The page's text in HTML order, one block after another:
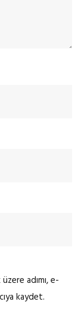
adımı, e-
kaydet.